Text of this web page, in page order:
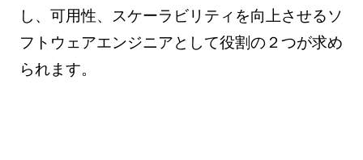
し、可用性、スケーラビリティを向上させるソ
フトウェアエンジニアとして役割の２つが求め
られます。